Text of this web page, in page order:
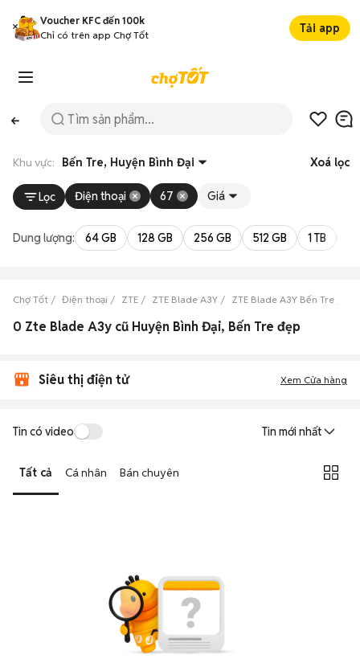
Voucher KFC đến 100k
Chỉ có trên app Chợ Tốt
Tải app
Khu vực: Bến Tre, Huyện Bình Đại Xoá lọc
Lọc Điện thoại 67 Giá
Dung lượng: 64 GB 128 GB 256 GB 512 GB 1 TB
Chợ Tốt Điện thoại ZTE ZTE Blade A3Y ZTE Blade A3Y Bến Tre
0 Zte Blade A3y cũ Huyện Bình Đại, Bến Tre đẹp
Siêu thị điện tử Xem Cửa hàng
Tin có video Tin mới nhất
Tất cả Cá nhân Bán chuyên